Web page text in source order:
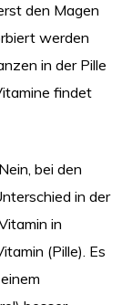
den Magen
werden
in der Pille
findet
bei den
in der
in
(Pille). Es